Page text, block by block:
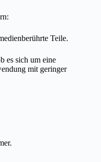
Teile.
es sich um eine
mit geringer